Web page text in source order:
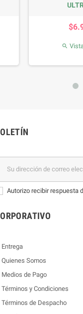

Autorizo recibir respuesta
Entrega
Quienes Somos
Medios de Pago
Términos y Condiciones
Términos de Despacho